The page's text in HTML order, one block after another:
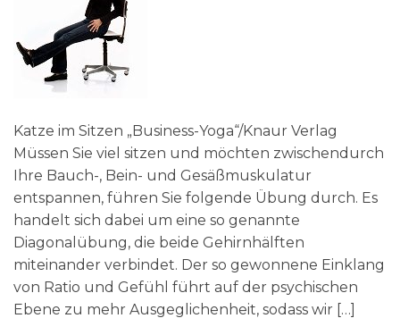
Katze im Sitzen „Business-Yoga“/Knaur Verlag
Müssen Sie viel sitzen und möchten zwischendurch
Ihre Bauch-, Bein- und Gesäßmuskulatur
entspannen, führen Sie folgende Übung durch. Es
handelt sich dabei um eine so genannte
Diagonalübung, die beide Gehirnhälften
miteinander verbindet. Der so gewonnene Einklang
von Ratio und Gefühl führt auf der psychischen
Ebene zu mehr Ausgeglichenheit, sodass wir […]